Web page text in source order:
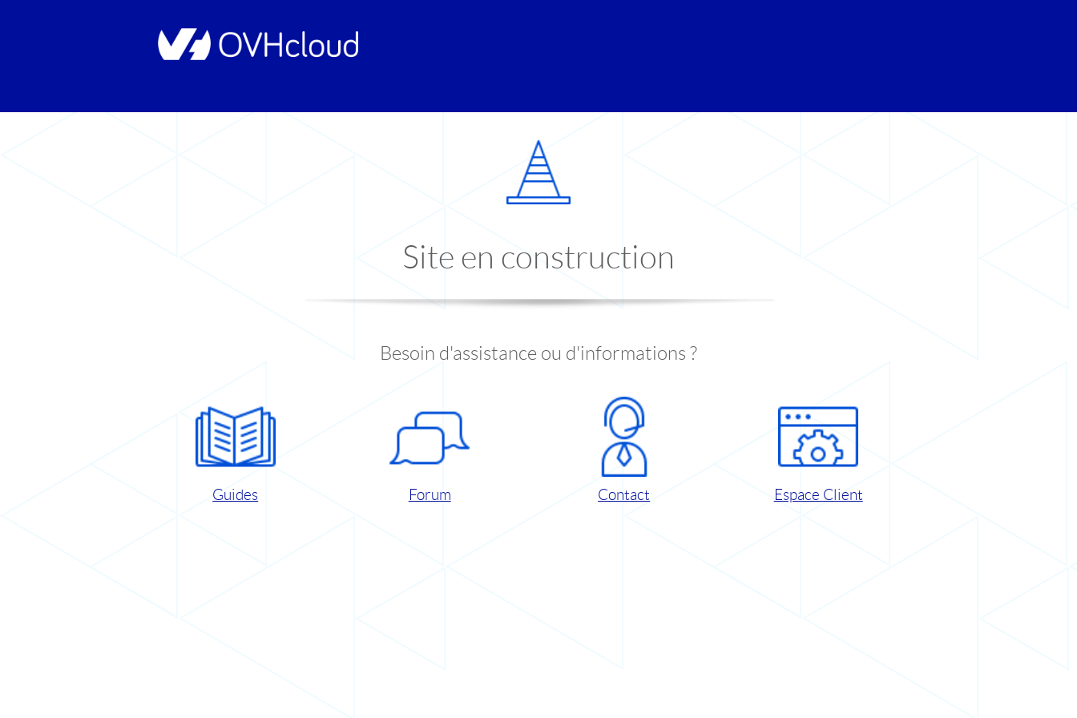
Site en construction
Besoin d'assistance ou d'informations ?
Guides Forum Contact Espace Client